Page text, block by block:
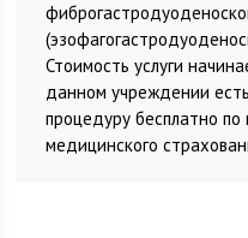
Стоимость услуги
данном учреждении
процедуру бесплатно по
медицинского